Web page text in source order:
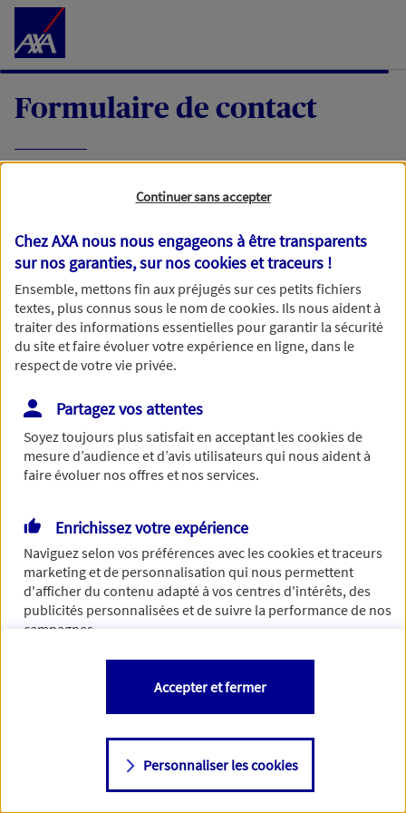
Accéder au Contenu
Formulaire de contact
demande, nous vous répondrons dans les
meilleurs délais par mail ou par téléphone.
Votre message :
Vous disposez de droits sur les informations vous concernant. Pour
plus d’informations,cliquez ici.
Continuer sans accepter
Chez AXA nous nous engageons à être transparents
sur nos garanties, sur noscookies et traceurs !
Ensemble, mettons fin aux préjugés sur ces petits fichiers
textes, plus connus sous le nom decookies. Ils nous aident à
traiter des informations essentielles pour garantir la sécurité
du site et faire évoluer votre expérience en ligne, dans le
respect de votre vie privée.
Partagez vos attentes
Soyez toujours plus satisfait en acceptant lescookiesde
mesure d’audience et d’avis utilisateurs qui nous aident à
faire évoluer nos offres et nos services.
Enrichissez votre expérience
Naviguez selon vos préférences avec lescookies et traceurs
marketing et de personnalisation qui nous permettent
d'afficher du contenu adapté à vos centres d'intérêts, des
publicités personnalisées et de suivre la performance de nos
campagnes.
Vous êtes libre de les accepter, de les refuser comme de
changer d'avis à tout moment en allant sur
Consulter notre politique decookies
Personnaliser les cookies
Accepter et fermer